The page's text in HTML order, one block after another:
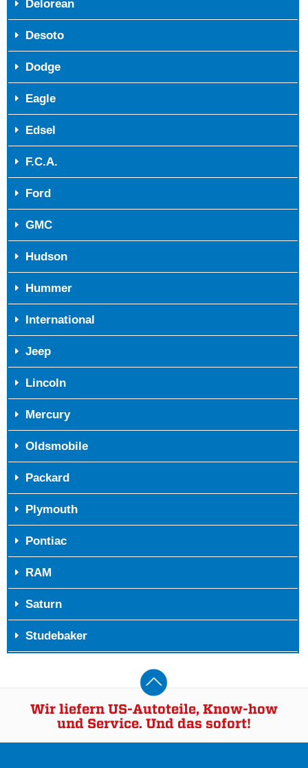
Delorean
Desoto
Dodge
Eagle
Edsel
F.C.A.
Ford
GMC
Hudson
Hummer
International
Jeep
Lincoln
Mercury
Oldsmobile
Packard
Plymouth
Pontiac
RAM
Saturn
Studebaker
Wir liefern US-Autoteile, Know-how
und Service. Und das sofort!